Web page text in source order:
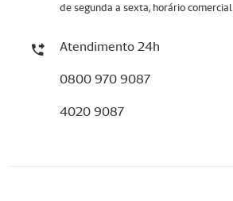
de segunda a sexta, horário comercial
Atendimento 24h
0800 970 9087
4020 9087